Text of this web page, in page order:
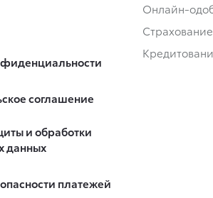
соглашение
и обработки
данных
платежей
Онлайн-
Страхование